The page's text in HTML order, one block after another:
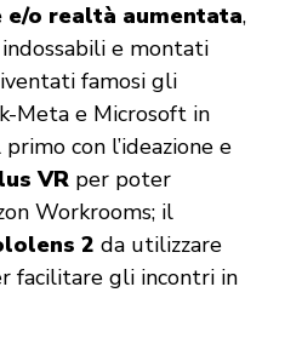
o realtà aumentata,
e montati
famosi gli
Meta e Microsoft in
con l’ideazione e
VRper poter
Workrooms; il
2 da utilizzare
facilitare gli incontri in